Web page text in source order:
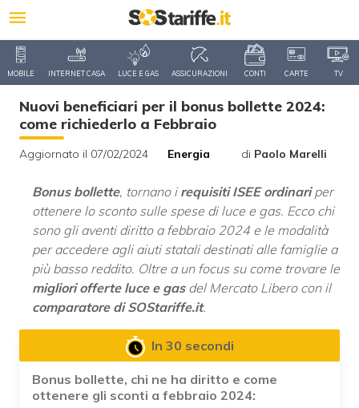
MOBILE INTERNET CASA LUCE E GAS ASSICURAZIONI CONTI CARTE TV
Nuovi beneficiari per il bonus bollette 2024:
come richiederlo a Febbraio
Aggiornato il 07/02/2024 Energia di Paolo Marelli
Bonus bollette, tornano i requisiti ISEE ordinariper
ottenere lo sconto sulle spese di luce e gas. Ecco chi
sono gli aventi diritto a febbraio 2024 e le modalità
per accedere agli aiuti statali destinati alle famiglie a
più basso reddito. Oltre a un focus su come trovare le
migliori offerte luce e gasdel Mercato Libero con il
comparatore di SOStariffe.it.
In 30 secondi
Bonus bollette, chi ne ha diritto e come
ottenere gli sconti a febbraio 2024: